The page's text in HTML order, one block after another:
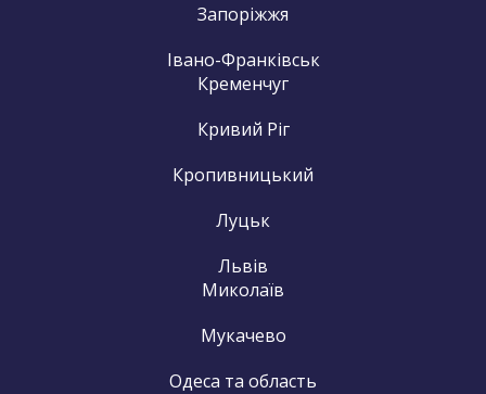
Запоріжжя
Івано-Франківськ
Кременчуг
Кривий Ріг
Кропивницький
Луцьк
Львів
Миколаїв
Мукачево
Одеса та область